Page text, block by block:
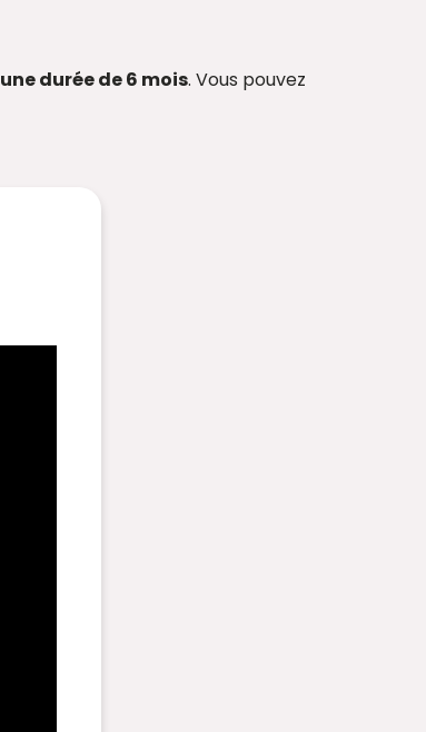
une durée de 6 mois. Vous pouvez